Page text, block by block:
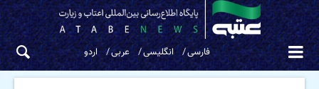
فارسی انگلیسی عربی اردو